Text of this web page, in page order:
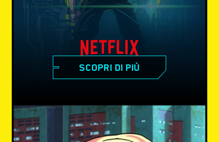
SCOPRI DI PIÙ